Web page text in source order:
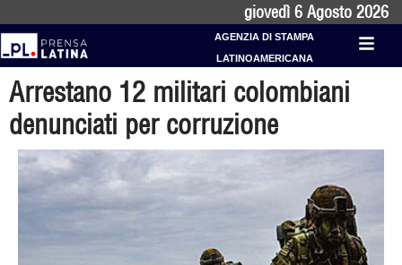
giovedì 6 Agosto 2026
AGENZIA DI STAMPA
LATINOAMERICANA
Arrestano 12 militari colombiani
denunciati per corruzione